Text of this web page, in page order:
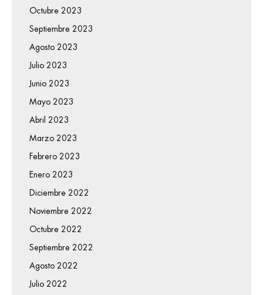
Octubre 2023
Septiembre 2023
Agosto 2023
Julio 2023
Junio 2023
Mayo 2023
Abril 2023
Marzo 2023
Febrero 2023
Enero 2023
Diciembre 2022
Noviembre 2022
Octubre 2022
Septiembre 2022
Agosto 2022
Julio 2022